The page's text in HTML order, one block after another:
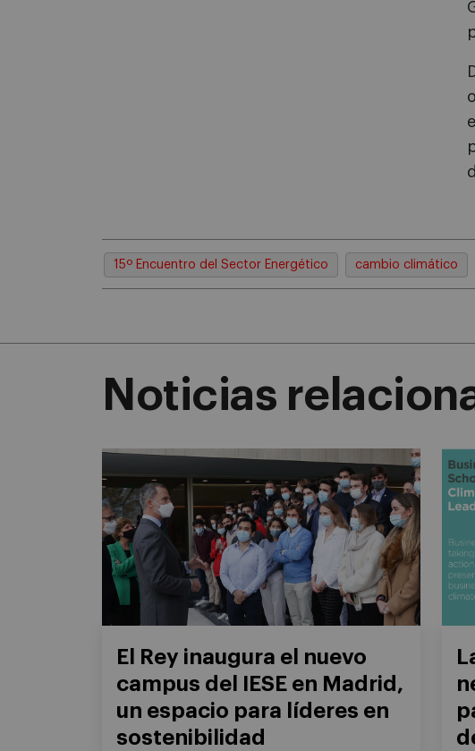
15º Encuentro del Sector Energético cambio climático
Noticias
El Rey inaugura el nuevo
campus del IESE en Madrid,
un espacio para líderes en
sostenibilidad